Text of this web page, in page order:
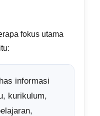
fokus utama
informasi
kurikulum,